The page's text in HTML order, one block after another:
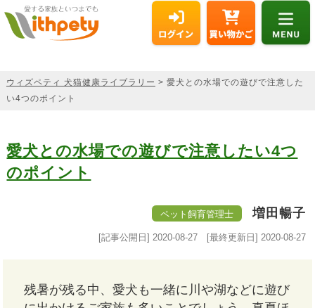
ウィズペティ 犬猫健康ライブラリー > 愛犬との水場での遊びで注意した
い4つのポイント
愛犬との水場での遊びで注意したい4つ
のポイント
ペット飼育管理士 増田暢子
[記事公開日] 2020-08-27[最終更新日] 2020-08-27
残暑が残る中、愛犬も一緒に川や湖などに遊び